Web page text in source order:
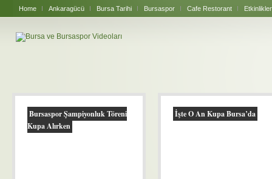
Home Ankaragücü Bursa Tarihi Bursaspor Cafe Restorant Etkinlikler
Bursaspor Şampiyonluk Töreni
Kupa Alırken
İşte O An Kupa Bursa’da